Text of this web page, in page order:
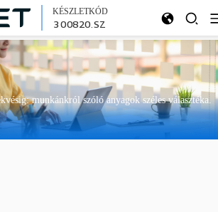
KÉSZLETKÓD
300820.SZ
munkánkról szóló anyagok széles választéka.